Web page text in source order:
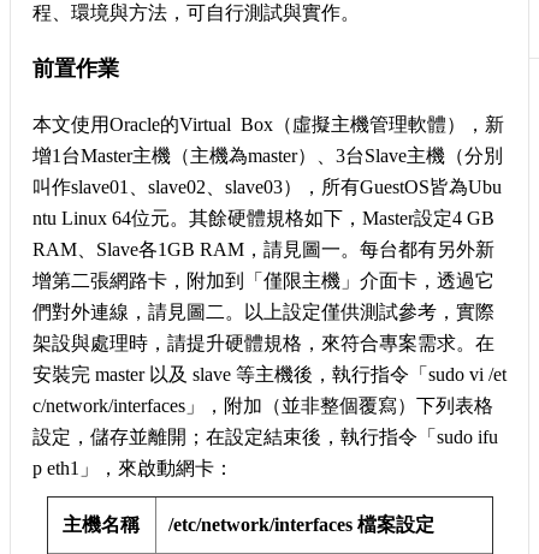
校
服
專
題
報
技
術
論
壇
產
業
專
欄
程、環境與方法，可自行測試與實作。
前置作業
本文使用Oracle的Virtual Box（虛擬主機管理軟體），新
增1台Master主機（主機為master）、3台Slave主機（分別
叫作slave01、slave02、slave03），所有GuestOS皆為Ubu
ntu Linux 64位元。其餘硬體規格如下，Master設定4 GB
RAM、Slave各1GB RAM，請見圖一。每台都有另外新
增第二張網路卡，附加到「僅限主機」介面卡，透過它
們對外連線，請見圖二。以上設定僅供測試參考，實際
架設與處理時，請提升硬體規格，來符合專案需求。在
安裝完 master 以及 slave 等主機後，執行指令「sudo vi /et
c/network/interfaces」，附加（並非整個覆寫）下列表格
設定，儲存並離開；在設定結束後，執行指令「sudo ifu
p eth1」，來啟動網卡：
主機名稱 /etc/network/interfaces 檔案設定